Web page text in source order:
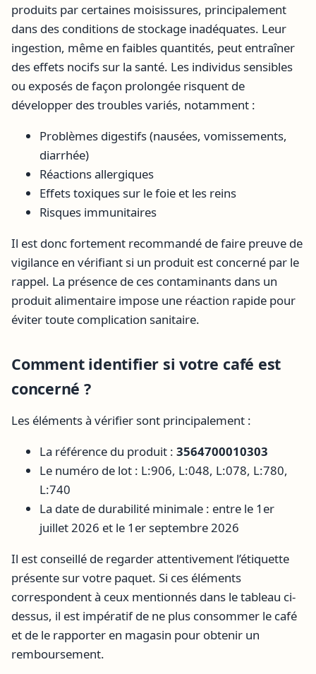
produits par certaines moisissures, principalement
dans des conditions de stockage inadéquates. Leur
ingestion, même en faibles quantités, peut entraîner
des effets nocifs sur la santé. Les individus sensibles
ou exposés de façon prolongée risquent de
développer des troubles variés, notamment :
Problèmes digestifs (nausées, vomissements,
diarrhée)
Réactions allergiques
Effets toxiques sur le foie et les reins
Risques immunitaires
Il est donc fortement recommandé de faire preuve de
vigilance en vérifiant si un produit est concerné par le
rappel. La présence de ces contaminants dans un
produit alimentaire impose une réaction rapide pour
éviter toute complication sanitaire.
Comment identifier si votre café est
concerné ?
Les éléments à vérifier sont principalement :
La référence du produit : 3564700010303
Le numéro de lot : L:906, L:048, L:078, L:780,
L:740
La date de durabilité minimale : entre le 1er
juillet 2026 et le 1er septembre 2026
Il est conseillé de regarder attentivement l’étiquette
présente sur votre paquet. Si ces éléments
correspondent à ceux mentionnés dans le tableau ci-
dessus, il est impératif de ne plus consommer le café
et de le rapporter en magasin pour obtenir un
remboursement.